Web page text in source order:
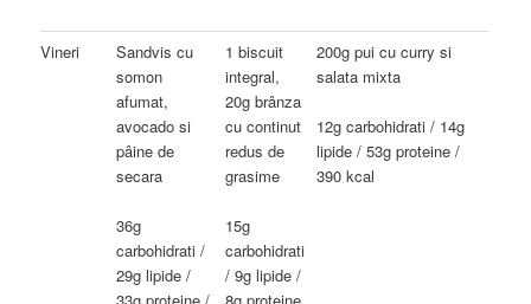
Vineri
Sandvis cu
somon
afumat,
avocado si
pâine de
secara
36g
carbohidrati /
29g lipide /
1 biscuit
integral,
20g brânza
cu continut
redus de
grasime
15g
carbohidrati
/ 9g lipide /
200g pui cu curry si
salata mixta
12g carbohidrati / 14g
lipide / 53g proteine /
390 kcal